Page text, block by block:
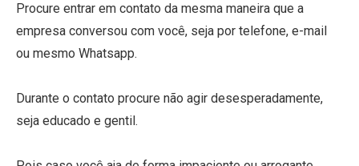
Procure entrar em contato da mesma maneira que a
empresa conversou com você, seja por telefone, e-mail
ou mesmo Whatsapp.
Durante o contato procure não agir desesperadamente,
seja educado e gentil.